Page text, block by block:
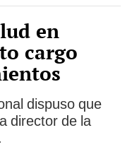
en
cargo
dispuso que
director de la